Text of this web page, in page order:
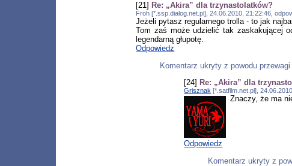
[21] Re: „Akira” dla trzynastolatków?
Froh [*.ssp.dialog.net.pl], 24.06.2010, 21:22:46,
Jeżeli pytasz regularnego trolla - to jak
Tom zaś może udzielić tak zaskakującej
legendarną głupotę.
Odpowiedz
Komentarz ukryty z powodu
[24] Re: „Akira” dla
Grisznak [*.satfilm.net.pl],
Znaczy, że ma
Odpowiedz
Komentarz ukryty z